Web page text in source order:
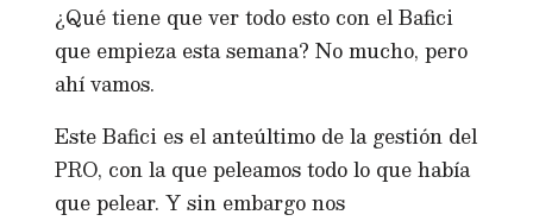
¿Qué tiene que ver todo esto con el Bafici
que empieza esta semana? No mucho, pero
ahí vamos.
Este Bafici es el anteúltimo de la gestión del
PRO, con la que peleamos todo lo que había
que pelear. Y sin embargo nos